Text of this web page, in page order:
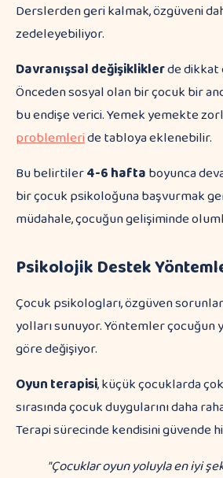
Derslerden geri kalmak, özgüveni
zedeleyebiliyor.
Davranışsal değişikliklerde dikkat
Önceden sosyal olan bir çocuk bir
bu endişe verici. Yemek yemekte
problemleride tabloya eklenebilir.
Bu belirtiler4-6 haftaboyunca
bir çocuk psikoloğuna başvurmak
müdahale, çocuğun gelişiminde
Psikolojik Destek
Çocuk psikologları, özgüven
yolları sunuyor. Yöntemler çocuğun
göre değişiyor.
Oyun terapisi, küçük çocuklarda
sırasında çocuk duygularını daha
Terapi sürecinde kendisini güvende
"Çocuklar oyun yoluyla en iyi